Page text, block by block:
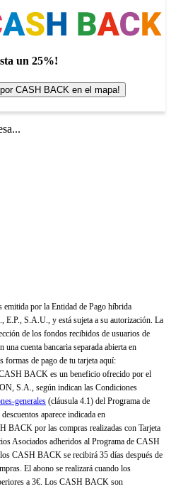
un 25%!
por CASH BACK en el mapa!
por la Entidad de Pago híbrida
E.P., S.A.U., y está sujeta a su autorización. La
de los fondos recibidos de usuarios de
cuenta bancaria separada abierta en
formas de pago de tu tarjeta aquí:
BACK es un beneficio ofrecido por el
S.A., según indican las Condiciones
generales (cláusula 4.1) del Programa de
aparece indicada en
BACK por las compras realizadas con Tarjeta
Asociados adheridos al Programa de CASH
CASH BACK se recibirá 35 días después de
El abono se realizará cuando los
a 3€. Los CASH BACK son